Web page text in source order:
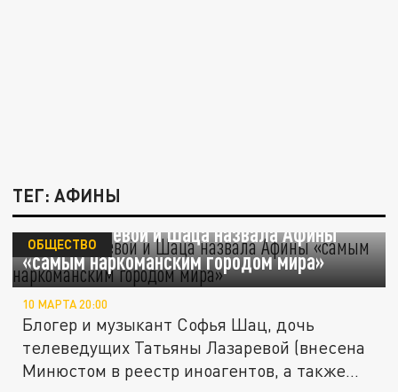
ТЕГ: АФИНЫ
Дочь Лазаревой и Шаца назвала Афины
«самым наркоманским городом мира»
ОБЩЕСТВО
10 МАРТА 20:00
Блогер и музыкант Софья Шац, дочь
телеведущих Татьяны Лазаревой (внесена
Минюстом в реестр иноагентов, а также...